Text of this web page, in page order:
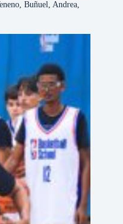
Buñuel, Andrea,